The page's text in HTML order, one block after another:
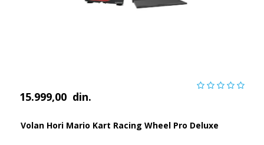
15.999,00 din.
Volan Hori Mario Kart Racing Wheel Pro Deluxe